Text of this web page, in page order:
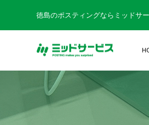
徳島のポスティングならミッドサ